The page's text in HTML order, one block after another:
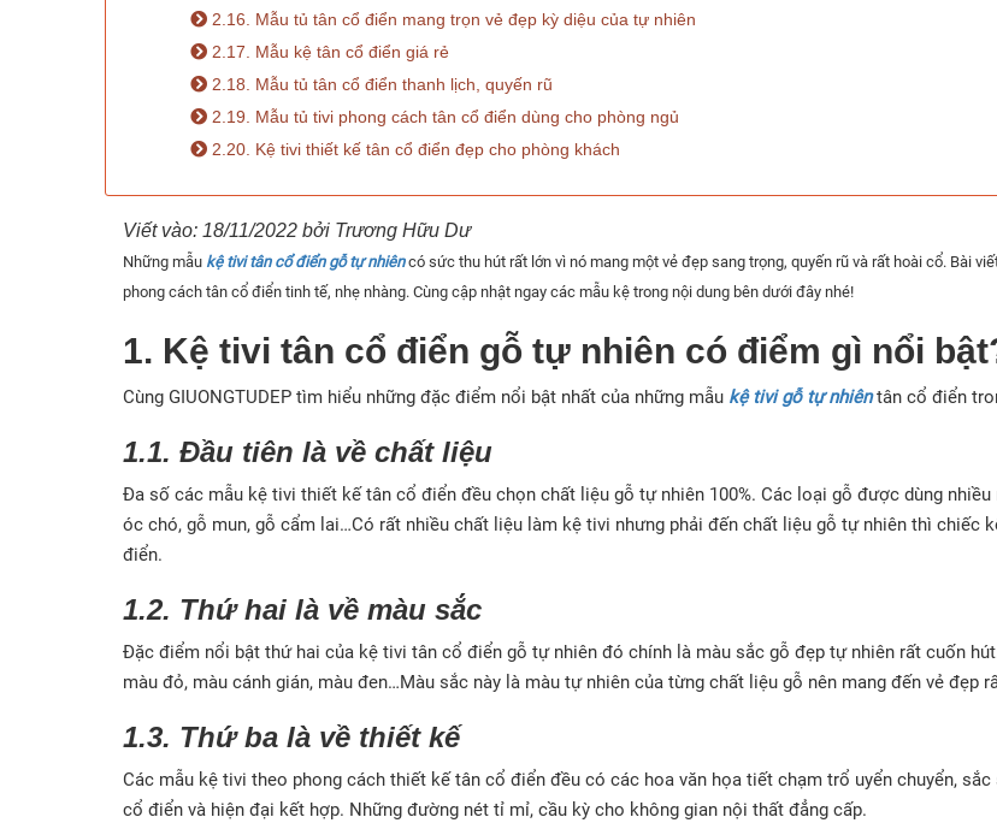
2.16. Mẫu tủ tân cổ điển mang trọn vẻ đẹp kỳ diệu của tự nhiên
2.17. Mẫu kệ tân cổ điển giá rẻ
2.18. Mẫu tủ tân cổ điển thanh lịch, quyến rũ
2.19. Mẫu tủ tivi phong cách tân cổ điển dùng cho phòng ngủ
2.20. Kệ tivi thiết kế tân cổ điển đẹp cho phòng khách
Viết vào: 18/11/2022 bởi Trương Hữu Dư
Những mẫu kệ tivi tân cổ điển gỗ tự nhiêncó sức thu hút rất lớn vì nó mang một vẻ đẹp sang trọng, quyến rũ và rất hoài cổ. Bài
phong cách tân cổ điển tinh tế, nhẹ nhàng. Cùng cập nhật ngay các mẫu kệ trong nội dung bên dưới đây nhé!
1. Kệ tivi tân cổ điển gỗ tự nhiên có điểm gì nổi
Cùng GIUONGTUDEP tìm hiểu những đặc điểm nổi bật nhất của những mẫu kệ tivi gỗ tự nhiêntân cổ điển
1.1. Đầu tiên là về chất liệu
Đa số các mẫu kệ tivi thiết kế tân cổ điển đều chọn chất liệu gỗ tự nhiên 100%. Các loại gỗ được dùng
óc chó, gỗ mun, gỗ cẩm lai…Có rất nhiều chất liệu làm kệ tivi nhưng phải đến chất liệu gỗ tự nhiên thì
điển.
1.2. Thứ hai là về màu sắc
Đặc điểm nổi bật thứ hai của kệ tivi tân cổ điển gỗ tự nhiên đó chính là màu sắc gỗ đẹp tự nhiên rất cuốn
màu đỏ, màu cánh gián, màu đen…Màu sắc này là màu tự nhiên của từng chất liệu gỗ nên mang đến vẻ đẹp
1.3. Thứ ba là về thiết kế
Các mẫu kệ tivi theo phong cách thiết kế tân cổ điển đều có các hoa văn họa tiết chạm trổ uyển chuyển,
cổ điển và hiện đại kết hợp. Những đường nét tỉ mỉ, cầu kỳ cho không gian nội thất đẳng cấp.